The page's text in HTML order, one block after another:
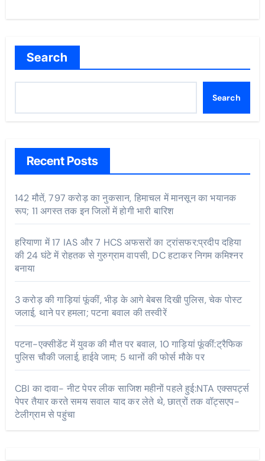
Search
Search
Recent Posts
142 मौतें, 797 करोड़ का नुकसान, हिमाचल में मानसून का भयानक
रूप; 11 अगस्त तक इन जिलों में होगी भारी बारिश
हरियाणा में 17 IAS और 7 HCS अफसरों का ट्रांसफर:प्रदीप दहिया
की 24 घंटे में रोहतक से गुरुग्राम वापसी, DC हटाकर निगम कमिश्नर
बनाया
3 करोड़ की गाड़ियां फूंकीं, भीड़ के आगे बेबस दिखी पुलिस, चेक पोस्ट
जलाई, थाने पर हमला; पटना बवाल की तस्वीरें
पटना-एक्सीडेंट में युवक की मौत पर बवाल, 10 गाड़ियां फूंकीं:ट्रैफिक
पुलिस चौकी जलाई, हाईवे जाम; 5 थानों की फोर्स मौके पर
CBI का दावा- नीट पेपर लीक साजिश महीनों पहले हुई:NTA एक्सपर्ट्स
पेपर तैयार करते समय सवाल याद कर लेते थे, छात्रों तक वॉट्सएप-
टेलीग्राम से पहुंचा